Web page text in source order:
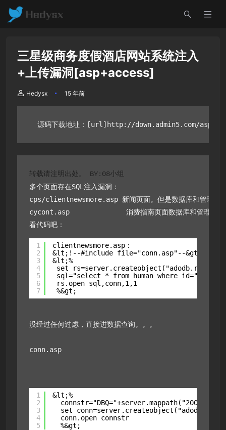
三星级商务度假酒店网站系统注入
+上传漏洞[asp+access]
Hedysx 15 年前
源码下载地址：[url]http://down.admin5.com/asp/
转载请注明出处。 BY:08小组
多个页面存在SQL注入漏洞：
cps/clientnewsmore.asp 新闻页面。但是数据库和管理员
cycont.asp              消费指南页面数据库和管理员数
看代码吧：
1
2
3
4
5
6
7
clientnewsmore.asp：
&lt;!--#include file="conn.asp"--&gt;
&lt;%
set
sql="select * from human where
rs.open sql,conn,1,1
%&gt;
没经过任何过虑，直接进数据查询。。。
conn.asp
1
2
3
4
5
&lt;%
set
conn.open connstr
%&gt;